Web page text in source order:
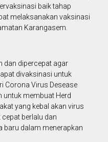
baik tahap
melaksanakan vaksinasi
Karangasem.
dan dipercepat agar
divaksinasi untuk
Corona Virus Desease
untuk membuat Herd
yang kebal akan virus
berlalu dan
baru dalam menerapkan